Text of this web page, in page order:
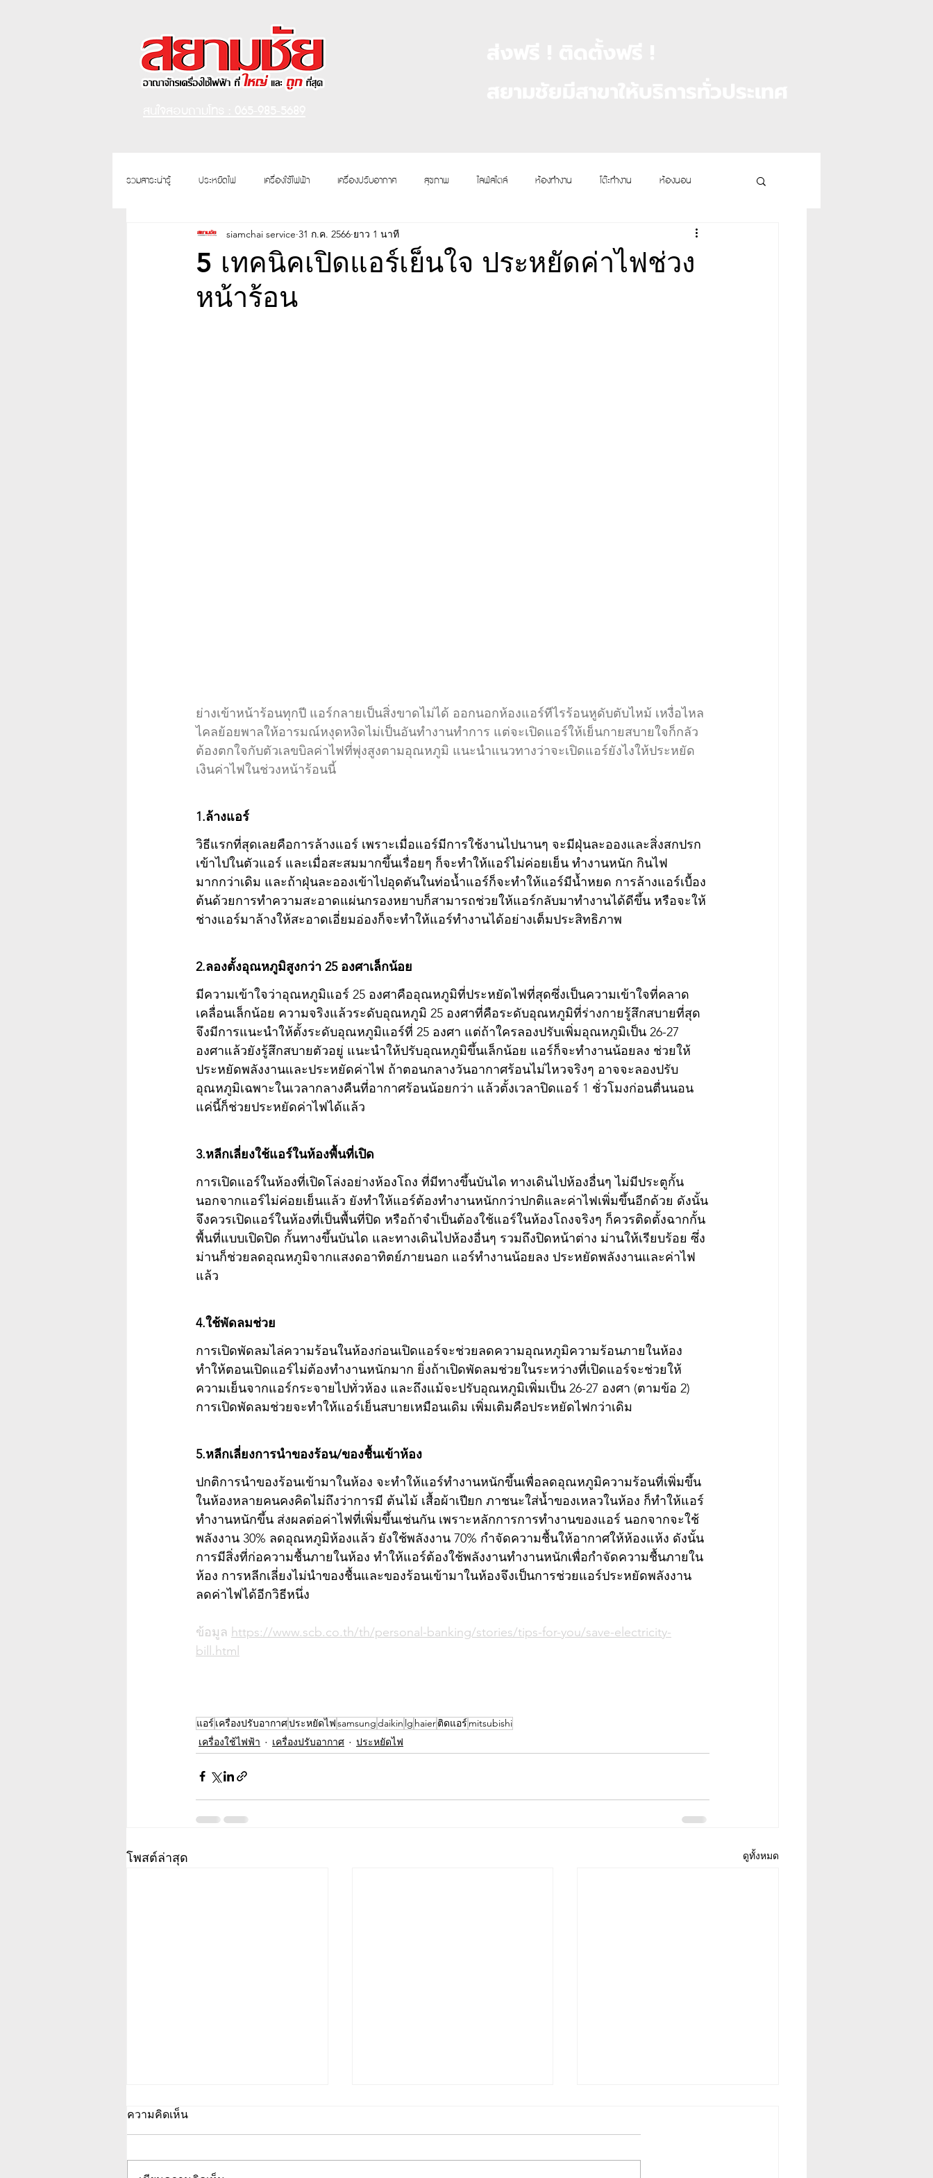
รวมสาระน่ารู้ ประหยัดไฟ เครื่องใช้ไฟฟ้า เครื่องปรับอากาศ สุขภาพ ไลฟ์สไตล์ ห้องทำงาน โต๊ะทำงาน ห้องนอน
เครื่องซักผ้า
5 เทคนิคเปิดแอร์เย็นใจ ประหยัดค่าไฟช่วง
หน้าร้อน
siamchai service 31 ก.ค. 2566 ยาว 1 นาที
ย่างเข้าหน้าร้อนทุกปี แอร์กลายเป็นสิ่งขาดไม่ได้ ออกนอกห้องแอร์ทีไรร้อนหูดับตับไหม้ เหงื่อไหล
ไคลย้อยพาลให้อารมณ์หงุดหงิดไม่เป็นอันทำงานทำการ แต่จะเปิดแอร์ให้เย็นกายสบายใจก็กลัว
ต้องตกใจกับตัวเลขบิลค่าไฟที่พุ่งสูงตามอุณหภูมิ แนะนำแนวทางว่าจะเปิดแอร์ยังไงให้ประหยัด
เงินค่าไฟในช่วงหน้าร้อนนี้
1.ล้างแอร์
วิธีแรกที่สุดเลยคือการล้างแอร์ เพราะเมื่อแอร์มีการใช้งานไปนานๆ จะมีฝุ่นละอองและสิ่งสกปรก
เข้าไปในตัวแอร์ และเมื่อสะสมมากขึ้นเรื่อยๆ ก็จะทำให้แอร์ไม่ค่อยเย็น ทำงานหนัก กินไฟ
มากกว่าเดิม และถ้าฝุ่นละอองเข้าไปอุดตันในท่อน้ำแอร์ก็จะทำให้แอร์มีน้ำหยด การล้างแอร์เบื้อง
ต้นด้วยการทำความสะอาดแผ่นกรองหยาบก็สามารถช่วยให้แอร์กลับมาทำงานได้ดีขึ้น หรือจะให้
ช่างแอร์มาล้างให้สะอาดเอี่ยมอ่องก็จะทำให้แอร์ทำงานได้อย่างเต็มประสิทธิภาพ
2.ลองตั้งอุณหภูมิสูงกว่า 25 องศาเล็กน้อย
มีความเข้าใจว่าอุณหภูมิแอร์ 25 องศาคืออุณหภูมิที่ประหยัดไฟที่สุดซึ่งเป็นความเข้าใจที่คลาด
เคลื่อนเล็กน้อย ความจริงแล้วระดับอุณหภูมิ 25 องศาที่คือระดับอุณหภูมิที่ร่างกายรู้สึกสบายที่สุด
จึงมีการแนะนำให้ตั้งระดับอุณหภูมิแอร์ที่ 25 องศา แต่ถ้าใครลองปรับเพิ่มอุณหภูมิเป็น 26-27
องศาแล้วยังรู้สึกสบายตัวอยู่ แนะนำให้ปรับอุณหภูมิขึ้นเล็กน้อย แอร์ก็จะทำงานน้อยลง ช่วยให้
ประหยัดพลังงานและประหยัดค่าไฟ ถ้าตอนกลางวันอากาศร้อนไม่ไหวจริงๆ อาจจะลองปรับ
อุณหภูมิเฉพาะในเวลากลางคืนที่อากาศร้อนน้อยกว่า แล้วตั้งเวลาปิดแอร์ 1 ชั่วโมงก่อนตื่นนอน
แค่นี้ก็ช่วยประหยัดค่าไฟได้แล้ว
3.หลีกเลี่ยงใช้แอร์ในห้องพื้นที่เปิด
การเปิดแอร์ในห้องที่เปิดโล่งอย่างห้องโถง ที่มีทางขึ้นบันได ทางเดินไปห้องอื่นๆ ไม่มีประตูกั้น
นอกจากแอร์ไม่ค่อยเย็นแล้ว ยังทำให้แอร์ต้องทำงานหนักกว่าปกติและค่าไฟเพิ่มขึ้นอีกด้วย ดังนั้น
จึงควรเปิดแอร์ในห้องที่เป็นพื้นที่ปิด หรือถ้าจำเป็นต้องใช้แอร์ในห้องโถงจริงๆ ก็ควรติดตั้งฉากกั้น
พื้นที่แบบเปิดปิด กั้นทางขึ้นบันได และทางเดินไปห้องอื่นๆ รวมถึงปิดหน้าต่าง ม่านให้เรียบร้อย ซึ่ง
ม่านก็ช่วยลดอุณหภูมิจากแสงดอาทิตย์ภายนอก แอร์ทำงานน้อยลง ประหยัดพลังงานและค่าไฟ
แล้ว
4.ใช้พัดลมช่วย
การเปิดพัดลมไล่ความร้อนในห้องก่อนเปิดแอร์จะช่วยลดความอุณหภูมิความร้อนภายในห้อง
ทำให้ตอนเปิดแอร์ไม่ต้องทำงานหนักมาก ยิ่งถ้าเปิดพัดลมช่วยในระหว่างที่เปิดแอร์จะช่วยให้
ความเย็นจากแอร์กระจายไปทั่วห้อง และถึงแม้จะปรับอุณหภูมิเพิ่มเป็น 26-27 องศา (ตามข้อ 2)
การเปิดพัดลมช่วยจะทำให้แอร์เย็นสบายเหมือนเดิม เพิ่มเติมคือประหยัดไฟกว่าเดิม
5.หลีกเลี่ยงการนำของร้อน/ของชื้นเข้าห้อง
ปกติการนำของร้อนเข้ามาในห้อง จะทำให้แอร์ทำงานหนักขึ้นเพื่อลดอุณหภูมิความร้อนที่เพิ่มขึ้น
ในห้องหลายคนคงคิดไม่ถึงว่าการมี ต้นไม้ เสื้อผ้าเปียก ภาชนะใส่น้ำของเหลวในห้อง ก็ทำให้แอร์
ทำงานหนักขึ้น ส่งผลต่อค่าไฟที่เพิ่มขึ้นเช่นกัน เพราะหลักการการทำงานของแอร์ นอกจากจะใช้
พลังงาน 30% ลดอุณหภูมิห้องแล้ว ยังใช้พลังงาน 70% กำจัดความชื้นให้อากาศให้ห้องแห้ง ดังนั้น
การมีสิ่งที่ก่อความชื้นภายในห้อง ทำให้แอร์ต้องใช้พลังงานทำงานหนักเพื่อกำจัดความชื้นภายใน
ห้อง การหลีกเลี่ยงไม่นำของชื้นและของร้อนเข้ามาในห้องจึงเป็นการช่วยแอร์ประหยัดพลังงาน
ลดค่าไฟได้อีกวิธีหนึ่ง
ข้อมูล https://www.scb.co.th/th/personal-banking/stories/tips-for-you/save-electricity-
bill.html
แอร์ เครื่องปรับอากาศประหยัดไฟsamsungdaikin lg haierติดแอร์ mitsubishi
เครื่องใช้ไฟฟ้า
เครื่องปรับอากาศ ประหยัดไฟ
โพสต์ล่าสุด ดูทั้งหมด
ความคิดเห็น